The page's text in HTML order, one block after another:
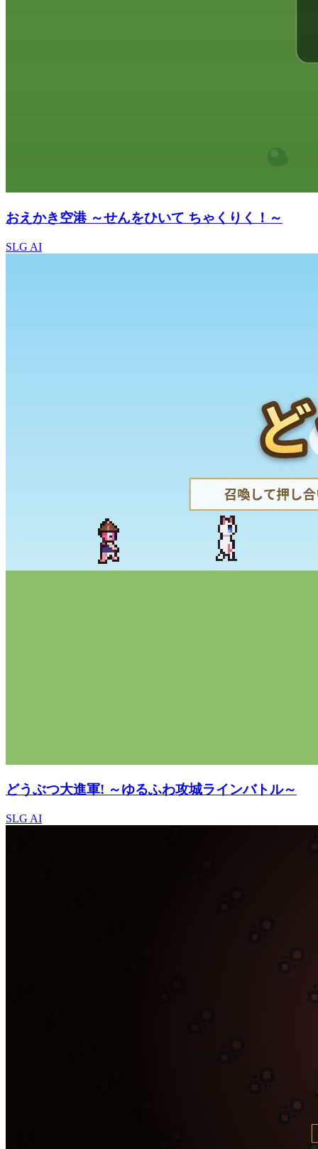
おえかき空港 ～せんをひいて ちゃくりく！～
SLG AI
どうぶつ大進軍! ～ゆるふわ攻城ラインバトル～
SLG AI